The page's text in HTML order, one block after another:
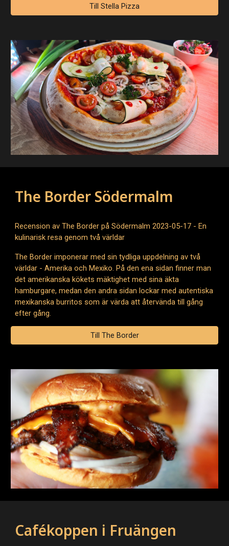
Till Stella Pizza
The Border Södermalm
Recension av The Border på Södermalm 2023-05-17 - En
kulinarisk resa genom två världar
The Border imponerar med sin tydliga uppdelning av två
världar - Amerika och Mexiko. På den ena sidan finner man
det amerikanska kökets mäktighet med sina äkta
hamburgare, medan den andra sidan lockar med autentiska
mexikanska burritos som är värda att återvända till gång
efter gång.
Till The Border
Cafékoppen i Fruängen